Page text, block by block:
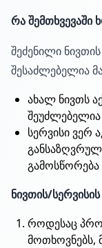
რა შემთხვევაში
შეძენილი
შესაძლებელია
ახალ ნივთს
შეუძლებელია
სერვისი ვერ
ნივთის/
როდესაც
მოთხოვნებს,